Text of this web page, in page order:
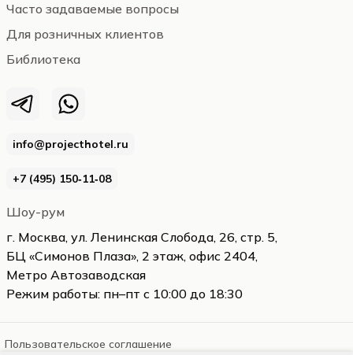
info@projecthotel.ru
+7 (495) 150‑11‑08
Шоу-рум
г. Москва, ул. Ленинская Слобода, 26, стр. 5,
БЦ «Симонов Плаза», 2 этаж, офис 2404,
Метро Автозаводская
Режим работы: пн–пт с 10:00 до 18:30
Часто задаваемые вопросы
Для розничных клиентов
Библиотека
Пользовательское соглашение